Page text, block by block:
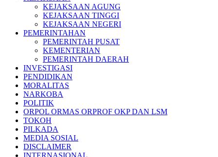
KEJAKSAAN AGUNG
KEJAKSAAN TINGGI
KEJAKSAAN NEGERI
PEMERINTAHAN
PEMERINTAH PUSAT
KEMENTERIAN
PEMERINTAH DAERAH
INVESTIGASI
PENDIDIKAN
MORALITAS
NARKOBA
POLITIK
ORPOL ORMAS ORPROF OKP DAN LSM
TOKOH
PILKADA
MEDIA SOSIAL
DISCLAIMER
INTERNASIONAL